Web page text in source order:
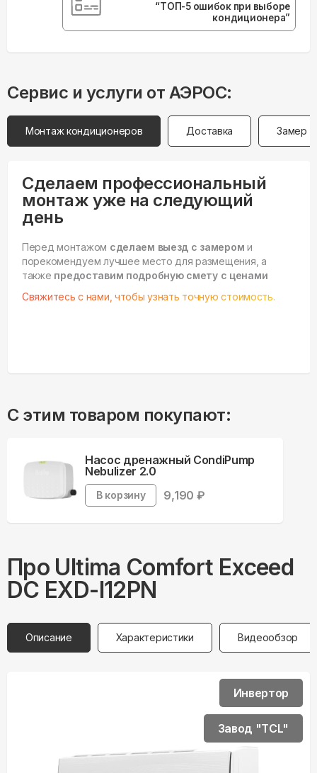
“ТОП-5 ошибок при выборе
кондиционера”
Сервис и услуги от АЭРОС:
Монтаж кондиционеров Доставка Замер
Сделаем профессиональный
монтаж уже на следующий
день
Перед монтажом сделаем выезд с замером и
порекомендуем лучшее место для размещения, а
также предоставим подробную смету с ценами
Свяжитесь с нами, чтобы узнать точную стоимость.
С этим товаром покупают:
Насос дренажный CondiPump
Nebulizer 2.0
В корзину 9,190 ₽
Про Ultima Comfort Exceed
DC EXD-I12PN
Описание Характеристики Видеообзор
Инвертор
Завод "TCL"